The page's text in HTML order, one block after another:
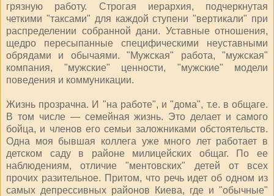
грязную работу. Строгая иерархия, подчеркнутая
четкими "таксами" для каждой ступени "вертикали" при
распределении собранной дани. Уставные отношения,
щедро пересыпанные специфическими неуставными
обрядами и обычаями. "Мужская" работа, "мужская"
компания, "мужские" ценности, "мужские" модели
поведения и коммуникации.
Жизнь прозрачна. И "на работе", и "дома", т.е. в общаге.
В том числе — семейная жизнь. Это делает и самого
бойца, и членов его семьи заложниками обстоятельств.
Одна моя бывшая коллега уже много лет работает в
детском саду в районе милицейских общаг. По ее
наблюдениям, отличие "ментовских" детей от всех
прочих разительное. Притом, что речь идет об одном из
самых депрессивных районов Киева, где и "обычные"